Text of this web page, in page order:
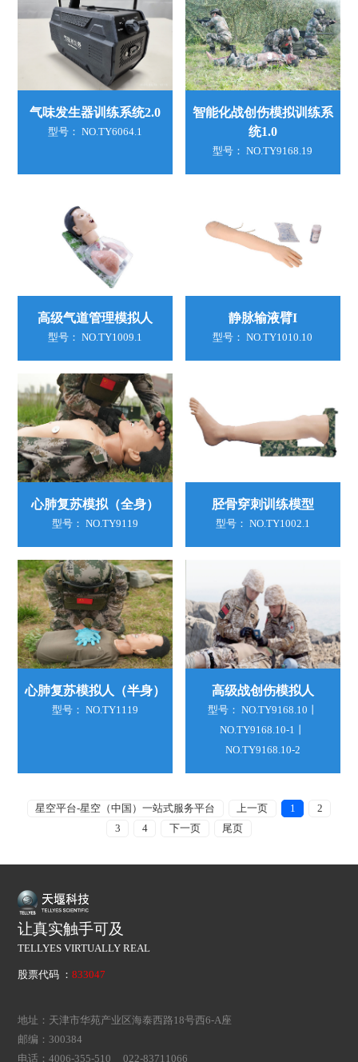
气味发生器训练系统2.0
型号： NO.TY6064.1
智能化战创伤模拟训练系
统1.0
型号： NO.TY9168.19
高级气道管理模拟人
型号： NO.TY1009.1
静脉输液臂I
型号： NO.TY1010.10
心肺复苏模拟（全身）
型号： NO.TY9119
胫骨穿刺训练模型
型号： NO.TY1002.1
心肺复苏模拟人（半身）
型号： NO.TY1119
高级战创伤模拟人
型号： NO.TY9168.10丨
NO.TY9168.10-1丨
NO.TY9168.10-2
星空平台-星空（中国）一站式服务平台 上一页 1
2
3
4 下一页 尾页
让真实触手可及
TELLYES VIRTUALLY REAL
股票代码 ：833047
地址：天津市华苑产业区海泰西路18号西6-A座
邮编：300384
电话：4006-355-510 022-83711066